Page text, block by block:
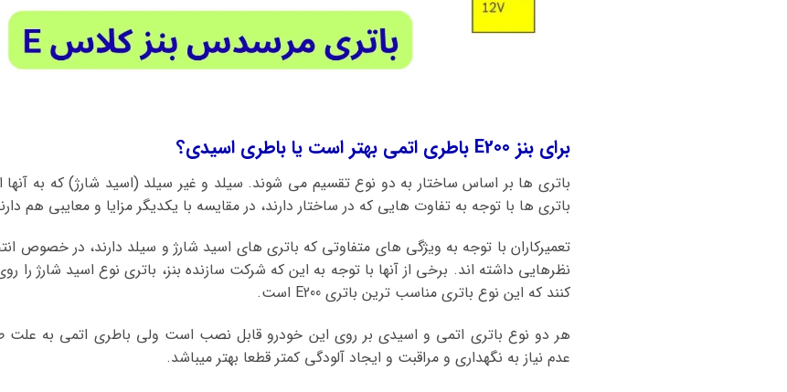
برای بنز E200 باطری اتمی بهتر است یا باطری اسیدی؟
باتری ها بر اساس ساختار به دو نوع تقسیم می شوند. سیلد و غیر سیلد (اسید شارژ) که به
باتری ها با توجه به تفاوت هایی که در ساختار دارند، در مقایسه با یکدیگر مزایا و معایبی هم
تعمیرکاران با توجه به ویژگی های متفاوتی که باتری های اسید شارژ و سیلد دارند، در خصوص
نظرهایی داشته اند. برخی از آنها با توجه به این که شرکت سازنده بنز، باتری نوع اسید شارژ
کنند که این نوع باتری مناسب ترین باتری E200 است.
هر دو نوع باتری اتمی و اسیدی بر روی این خودرو قابل نصب است ولی باطری اتمی به علت
عدم نیاز به نگهداری و مراقبت و ایجاد آلودگی کمتر قطعا بهتر میباشد.